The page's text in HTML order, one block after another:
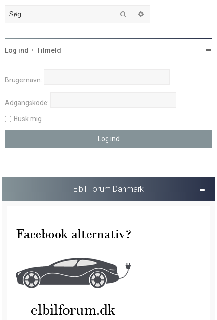
Søg
Log ind • Tilmeld
Brugernavn:
Adgangskode:
Husk mig
Elbil Forum Danmark